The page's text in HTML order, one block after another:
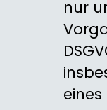
nur
eines